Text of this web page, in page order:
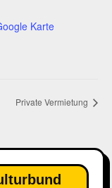
Karte
Private Vermietung